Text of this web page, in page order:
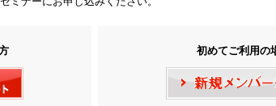
初めてご利用の